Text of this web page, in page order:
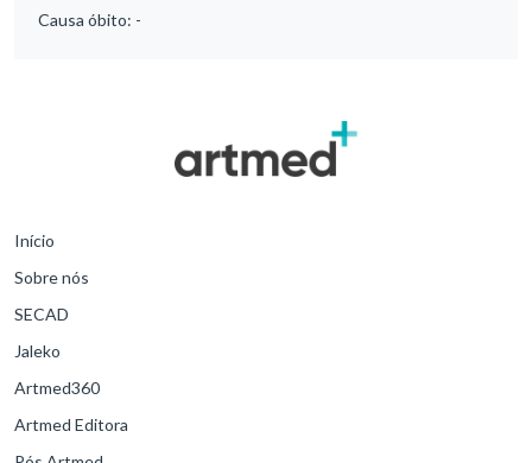
Causa óbito: -
Início
Sobre nós
SECAD
Jaleko
Artmed360
Artmed Editora